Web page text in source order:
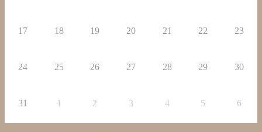
17 18 19 20 21 22 23
24 25 26 27 28 29 30
31 1 2 3 4 5 6